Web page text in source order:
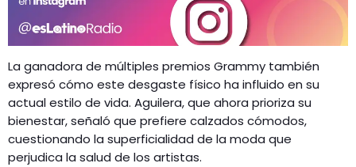
La ganadora de múltiples premios Grammy también
expresó cómo este desgaste físico ha influido en su
actual estilo de vida. Aguilera, que ahora prioriza su
bienestar, señaló que prefiere calzados cómodos,
cuestionando la superficialidad de la moda que
perjudica la salud de los artistas.